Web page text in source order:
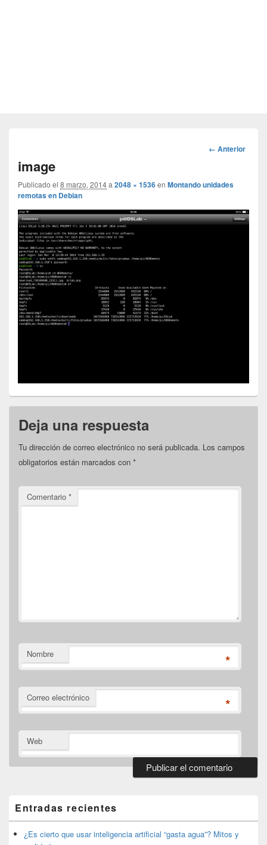
Navegador
← Anterior
image
Publicado el 8 marzo, 2014a 2048 × 1536en Montando unidades
remotas en Debian
Deja una respuesta
Tu dirección de correo electrónico no será publicada. Los campos
obligatorios están marcados con *
Comentario *
Nombre *
Correo electrónico *
Web
widget
barra
lateral
Entradas recientes
¿Es cierto que usar inteligencia artificial “gasta agua”? Mitos y